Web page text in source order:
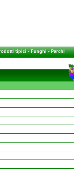
tipici-Funghi-Parchi